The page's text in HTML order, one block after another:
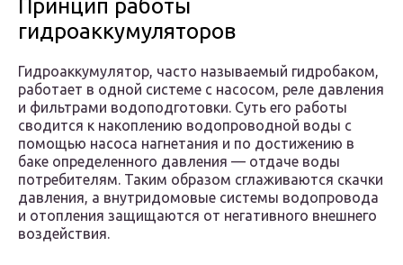
Принцип работы
гидроаккумуляторов
Гидроаккумулятор, часто называемый гидробаком,
работает в одной системе с насосом, реле давления
и фильтрами водоподготовки. Суть его работы
сводится к накоплению водопроводной воды с
помощью насоса нагнетания и по достижению в
баке определенного давления — отдаче воды
потребителям. Таким образом сглаживаются скачки
давления, а внутридомовые системы водопровода
и отопления защищаются от негативного внешнего
воздействия.